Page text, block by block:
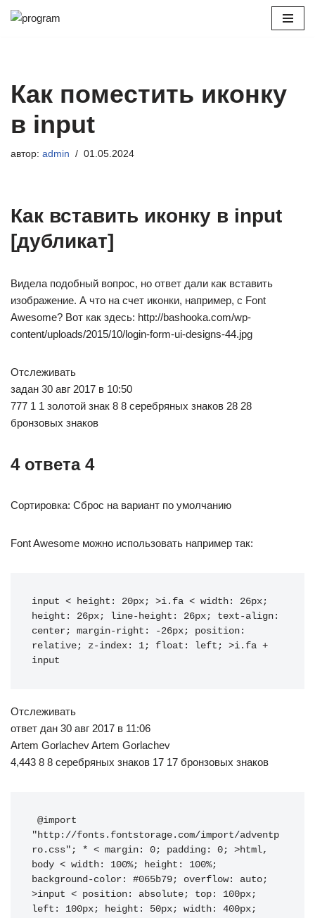
Как поместить иконку
в input
автор: admin 01.05.2024
Как вставить иконку в input
[дубликат]
Видела подобный вопрос, но ответ дали как вставить
изображение. А что на счет иконки, например, с Font
Awesome? Вот как здесь: http://bashooka.com/wp-
content/uploads/2015/10/login-form-ui-designs-44.jpg
Отслеживать
задан 30 авг 2017 в 10:50
777 1 1 золотой знак 8 8 серебряных знаков 28 28
бронзовых знаков
4 ответа 4
Сортировка: Сброс на вариант по умолчанию
Font Awesome можно использовать например так:
input < height: 20px; >i.fa < width: 26px;
height: 26px; line-height: 26px; text-align:
center; margin-right: -26px; position:
relative; z-index: 1; float: left; >i.fa +
input
Отслеживать
ответ дан 30 авг 2017 в 11:06
Artem Gorlachev Artem Gorlachev
4,443 8 8 серебряных знаков 17 17 бронзовых знаков
"http://fonts.fontstorage.com/import/adventp
ro.css"; * < margin: 0; padding: 0; >html,
body < width: 100%; height: 100%;
background-color: #065b79; overflow: auto;
>input < position: absolute; top: 100px;
left: 100px; height: 50px; width: 400px;